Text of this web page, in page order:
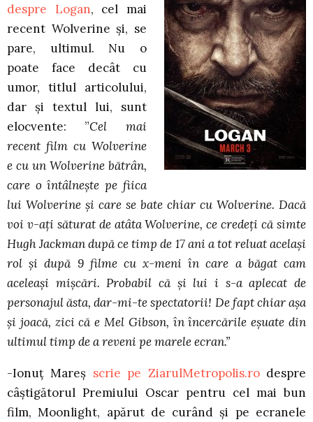
despre Logan, cel mai
recent Wolverine și, se
pare, ultimul. Nu o
poate face decât cu
umor, titlul articolului,
dar și textul lui, sunt
elocvente: ”Cel mai
recent film cu Wolverine
e cu un Wolverine bătrân,
care o întâlnește pe fiica
lui Wolverine și care se bate chiar cu Wolverine. Dacă
voi v-ați săturat de atâta Wolverine, ce credeți că simte
Hugh Jackman după ce timp de 17 ani a tot reluat același
rol și după 9 filme cu x-meni în care a băgat cam
aceleași mișcări. Probabil că și lui i s-a aplecat de
personajul ăsta, dar-mi-te spectatorii! De fapt chiar așa
și joacă, zici că e Mel Gibson, în încercările eșuate din
ultimul timp de a reveni pe marele ecran.”
-Ionuț Mareș scrie pe ZiarulMetropolis.rodespre
câștigătorul Premiului Oscar pentru cel mai bun
film, Moonlight, apărut de curând și pe ecranele